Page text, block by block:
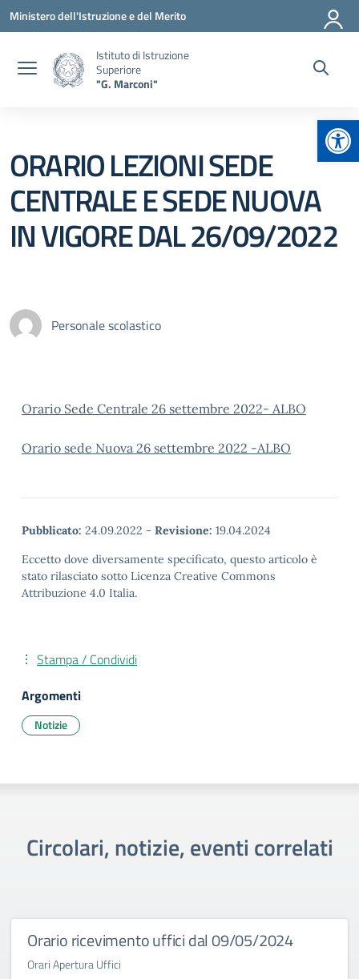
Vai ai contenuti
Vai al menu di navigazione
Vai al footer
Ministero dell'Istruzione e del Merito
Istituto di Istruzione
Superiore
"G. Marconi"
ORARIO LEZIONI SEDE
CENTRALE E SEDE NUOVA
IN VIGORE DAL 26/09/2022
Personale scolastico
Orario Sede Centrale 26 settembre 2022- ALBO
Orario sede Nuova 26 settembre 2022 -ALBO
Pubblicato: 24.09.2022 - Revisione: 19.04.2024
Eccetto dove diversamente specificato, questo articolo è
stato rilasciato sotto Licenza Creative Commons
Attribuzione 4.0 Italia.
Stampa / Condividi
Argomenti
Notizie
Circolari, notizie, eventi correlati
Orario ricevimento uffici dal 09/05/2024
Orari Apertura Uffici